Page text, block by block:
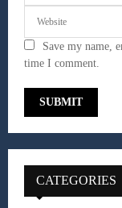
Save my name,
time I comment.
CATEGORIES